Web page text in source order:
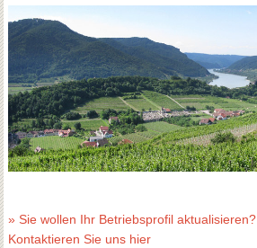
» Sie wollen Ihr Betriebsprofil aktualisieren?
Kontaktieren Sie uns hier